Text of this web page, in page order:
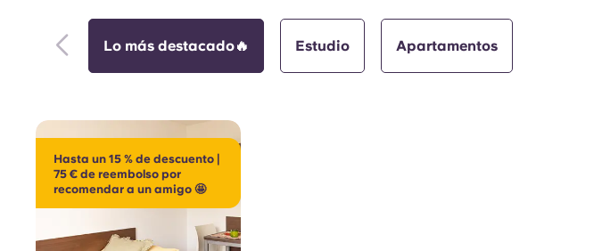
Lo más destacado🔥 Estudio Apartamentos
Hasta un 15 % de descuento |
75 € de reembolso por
recomendar a un amigo 🤩